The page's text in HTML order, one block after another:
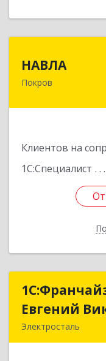
НАВЛА
Покров
Клиентов на
1С:Специалист
601120,
Евгений
Электросталь